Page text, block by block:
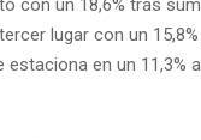
con un 18,6% tras
lugar con un
en un 11,3%